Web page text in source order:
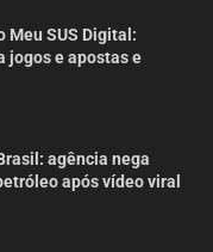
Meu SUS Digital:
jogos e apostas e
agência nega
após vídeo viral